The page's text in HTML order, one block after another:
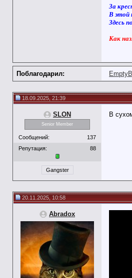
За
В этой
Здесь
Как
Поблагодарил:
18.09.2025, 21:39
SLON
Senior Member
Сообщений:
137
Репутация:
88
Gangster
В
20.11.2025, 10:58
Abradox